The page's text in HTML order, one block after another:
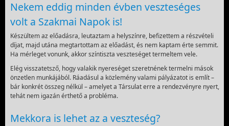
Nekem eddig minden évben veszteséges
volt a Szakmai Napok is!
Készültem az előadásra, leutaztam a helyszínre, befizettem a részvételi
díjat, majd utána megtartottam az előadást, és nem kaptam érte semmit.
Ha mérleget vonunk, akkor színtiszta veszteséget termeltem vele.
Elég visszatetsző, hogy valakik nyereséget szeretnének termelni mások
önzetlen munkájából. Ráadásul a közlemény valami pályázatot is említ –
bár konkrét összeg nélkül – amelyet a Társulat erre a rendezvényre nyert,
tehát nem igazán érthető a probléma.
Mekkora is lehet az a veszteség?